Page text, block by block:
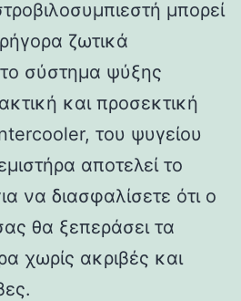
μπορεί
ζωτικά
σύστημα ψύξης
και προσεκτική
του ψυγείου
αποτελεί το
να διασφαλίσετε ότι ο
θα ξεπεράσει τα
χωρίς ακριβές και